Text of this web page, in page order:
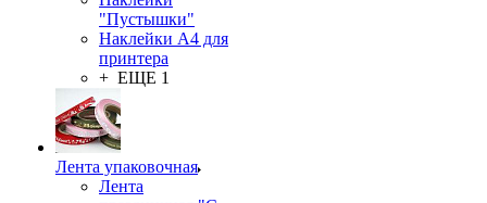
"Пустышки"
Наклейки А4 для
принтера
+ ЕЩЕ 1
Лента упаковочная
Лента